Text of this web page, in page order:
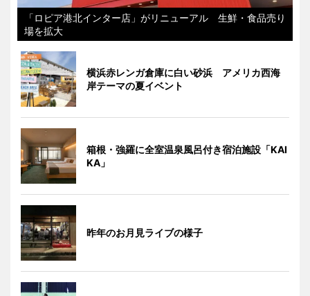
「ロピア港北インター店」がリニューアル 生鮮・食品売り
場を拡大
横浜赤レンガ倉庫に白い砂浜 アメリカ西海
岸テーマの夏イベント
箱根・強羅に全室温泉風呂付き宿泊施設「KAI
KA」
昨年のお月見ライブの様子